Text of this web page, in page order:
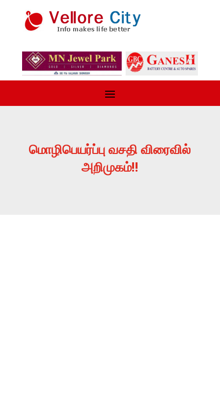
மொழிபெயர்ப்பு வசதி விரைவில்
அறிமுகம்!!